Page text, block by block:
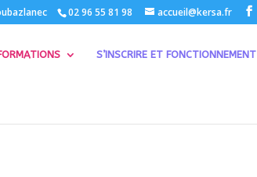
02 96 55 81 98 accueil@kersa.fr
S’INSCRIRE ET FONCTIONNEMENT